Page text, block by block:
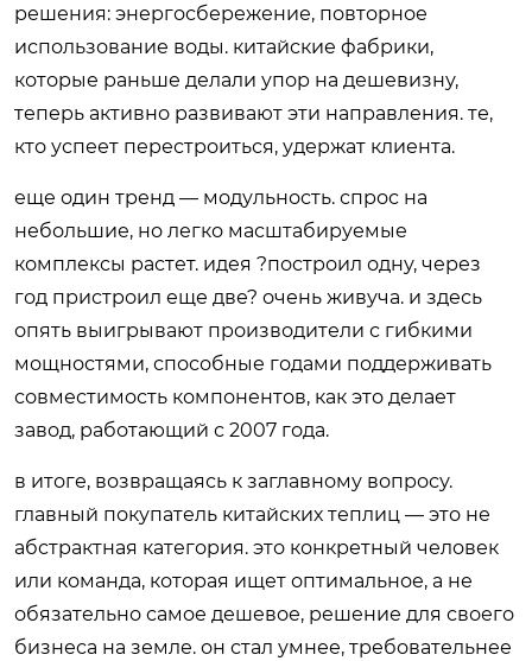
решения: энергосбережение, повторное
использование воды. китайские фабрики,
которые раньше делали упор на дешевизну,
теперь активно развивают эти направления. те,
кто успеет перестроиться, удержат клиента.
еще один тренд — модульность. спрос на
небольшие, но легко масштабируемые
комплексы растет. идея ?построил одну, через
год пристроил еще две? очень живуча. и здесь
опять выигрывают производители с гибкими
мощностями, способные годами поддерживать
совместимость компонентов, как это делает
завод, работающий с 2007 года.
в итоге, возвращаясь к заглавному вопросу.
главный покупатель китайских теплиц — это не
абстрактная категория. это конкретный человек
или команда, которая ищет оптимальное, а не
обязательно самое дешевое, решение для своего
бизнеса на земле. он стал умнее, требовательнее